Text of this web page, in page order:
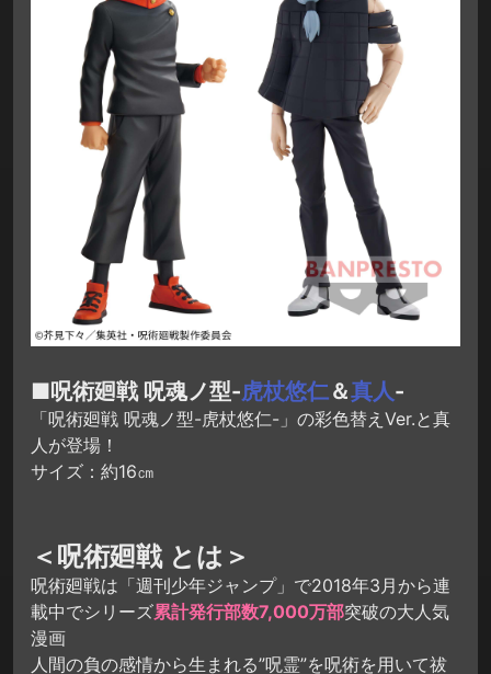
■呪術廻戦 呪魂ノ型-虎杖悠仁＆真人-
「呪術廻戦 呪魂ノ型-虎杖悠仁-」の彩色替えVer.と真
人が登場！
サイズ：約16㎝
＜呪術廻戦 とは＞
呪術廻戦は「週刊少年ジャンプ」で2018年3月から連
載中でシリーズ累計発行部数7,000万部突破の大人気
漫画
人間の負の感情から生まれる”呪霊”を呪術を用いて祓